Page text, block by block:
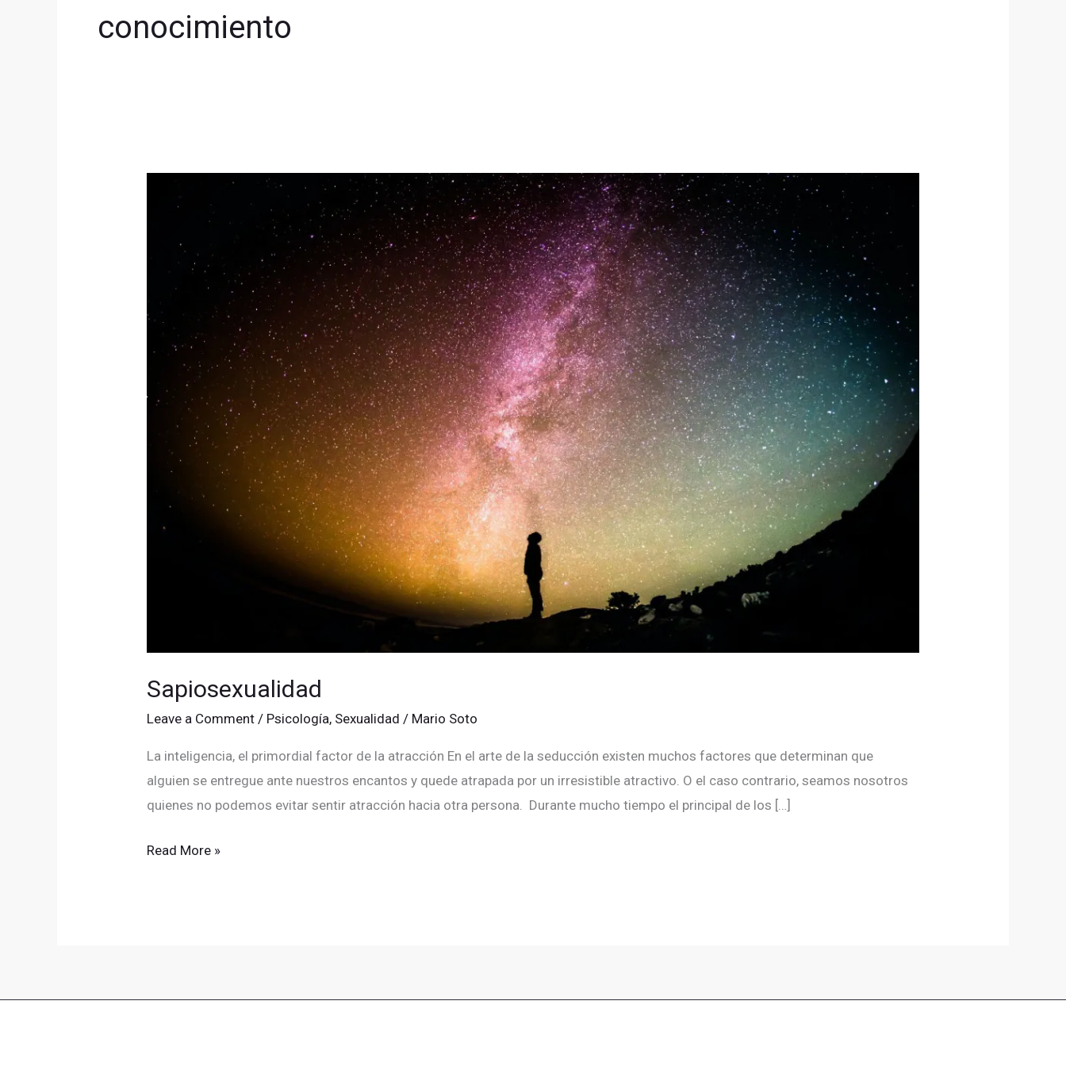
conocimiento
Sapiosexualidad
Leave a Comment / Psicología, Sexualidad / Mario Soto
La inteligencia, el primordial factor de la atracción En el arte de la seducción existen muchos factores que determinan que
alguien se entregue ante nuestros encantos y quede atrapada por un irresistible atractivo. O el caso contrario, seamos nosotros
quienes no podemos evitar sentir atracción hacia otra persona. Durante mucho tiempo el principal de los […]
Sapiosexualidad
Read More »